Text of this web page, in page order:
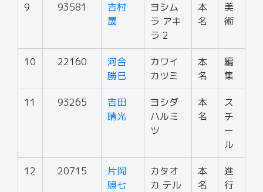
9 93581
吉村
晟
ヨシム
ラ アキ
ラ 2
本
名
美
術
10 22160
河合
勝巳
カワイ
カツミ
本
名
編
集
11 93265
吉田
晴光
ヨシダ
ハルミ
ツ
本
名
ス
チ
ー
ル
12 20715
片岡
照七
カタオ
カ テル
本
名
進
行